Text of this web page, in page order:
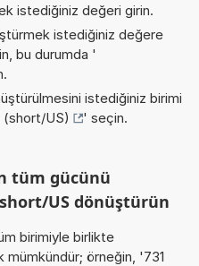
istediğiniz değeri girin.
istediğiniz değere
bu durumda '
istediğiniz birimi
(short/US) ' seçin.
tüm gücünü
US dönüştürün
birimiyle birlikte
örneğin, '731